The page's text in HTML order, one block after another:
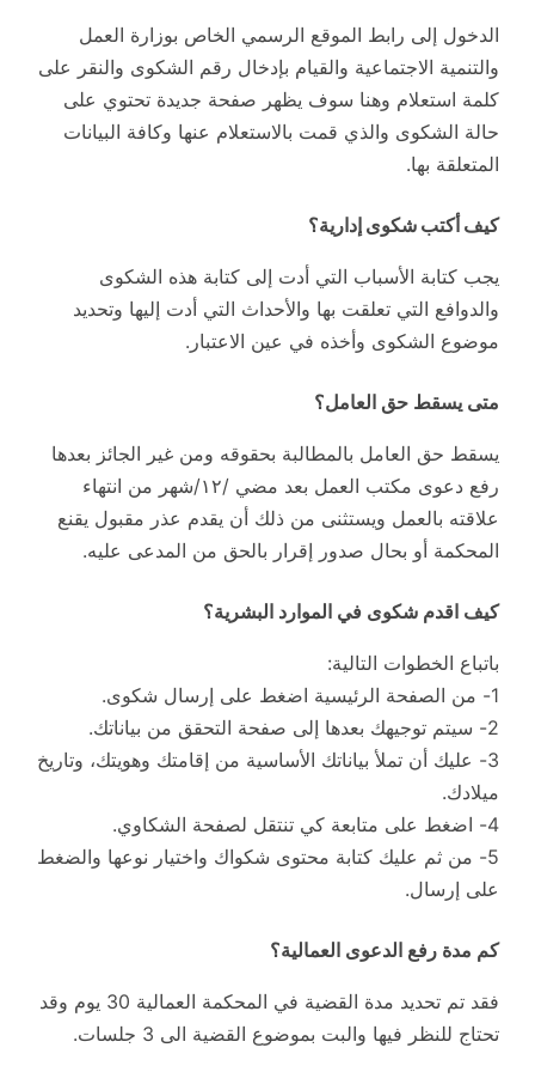
الدخول إلى رابط الموقع الرسمي الخاص بوزارة العمل
والتنمية الاجتماعية والقيام بإدخال رقم الشكوى والنقر على
كلمة استعلام وهنا سوف يظهر صفحة جديدة تحتوي على
حالة الشكوى والذي قمت بالاستعلام عنها وكافة البيانات
المتعلقة بها.
كيف أكتب شكوى إدارية؟
يجب كتابة الأسباب التي أدت إلى كتابة هذه الشكوى
والدوافع التي تعلقت بها والأحداث التي أدت إليها وتحديد
موضوع الشكوى وأخذه في عين الاعتبار.
متى يسقط حق العامل؟
يسقط حق العامل بالمطالبة بحقوقه ومن غير الجائز بعدها
رفع دعوى مكتب العمل بعد مضي /١٢/شهر من انتهاء
علاقته بالعمل ويستثنى من ذلك أن يقدم عذر مقبول يقنع
المحكمة أو بحال صدور إقرار بالحق من المدعى عليه.
كيف اقدم شكوى في الموارد البشرية؟
باتباع الخطوات التالية:
1- من الصفحة الرئيسية اضغط على إرسال شكوى.
2- سيتم توجيهك بعدها إلى صفحة التحقق من بياناتك.
3- عليك أن تملأ بياناتك الأساسية من إقامتك وهويتك، وتاريخ
ميلادك.
4- اضغط على متابعة كي تنتقل لصفحة الشكاوي.
5- من ثم عليك كتابة محتوى شكواك واختيار نوعها والضغط
على إرسال.
كم مدة رفع الدعوى العمالية؟
فقد تم تحديد مدة القضية في المحكمة العمالية 30 يوم وقد
تحتاج للنظر فيها والبت بموضوع القضية الى 3 جلسات.